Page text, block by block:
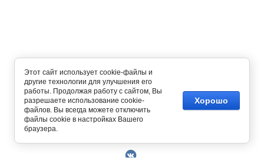
Copyright © 2014 - 2026
Этот сайт использует cookie-файлы и
другие технологии для улучшения его
работы. Продолжая работу с сайтом, Вы
разрешаете использование cookie-
файлов. Вы всегда можете отключить
файлы cookie в настройках Вашего
браузера.
Хорошо